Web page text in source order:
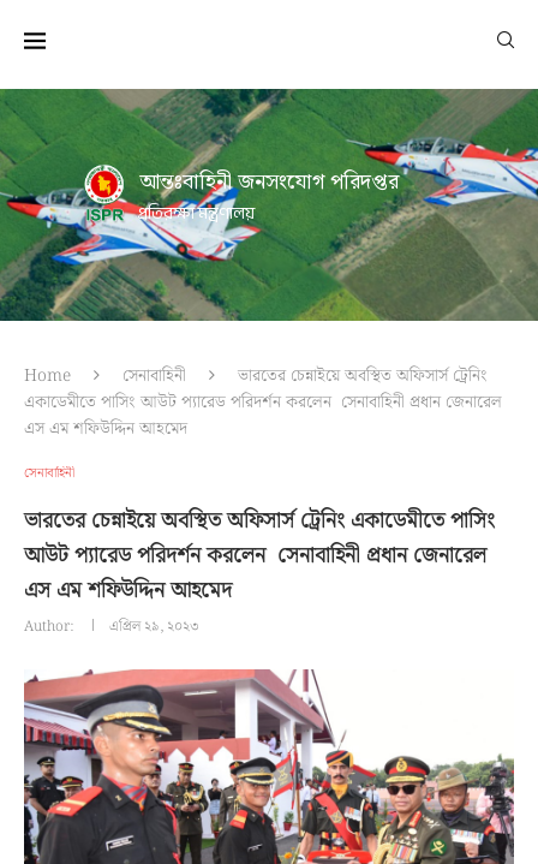
আন্তঃবাহিনী জনসংযোগ পরিদপ্তর
প্রতিরক্ষা মন্ত্রণালয়
Home সেনাবাহিনী
ভারতের চেন্নাইয়ে অবস্থিত অফিসার্স ট্রেনিং
একাডেমীতে পাসিং আউট প্যারেড পরিদর্শন করলেন সেনাবাহিনী প্রধান জেনারেল
এস এম শফিউদ্দিন আহমেদ
সেনাবাহিনী
ভারতের চেন্নাইয়ে অবস্থিত অফিসার্স ট্রেনিং একাডেমীতে পাসিং
আউট প্যারেড পরিদর্শন করলেন সেনাবাহিনী প্রধান জেনারেল
এস এম শফিউদ্দিন আহমেদ
Author: এপ্রিল ২৯, ২০২৩